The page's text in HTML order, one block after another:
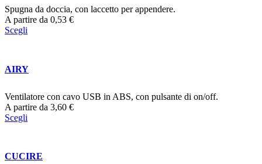
Spugna da doccia, con laccetto per appendere.
A partire da 0,53 €
Scegli
AIRY
Ventilatore con cavo USB in ABS, con pulsante di on/off.
A partire da 3,60 €
Scegli
CUCIRE